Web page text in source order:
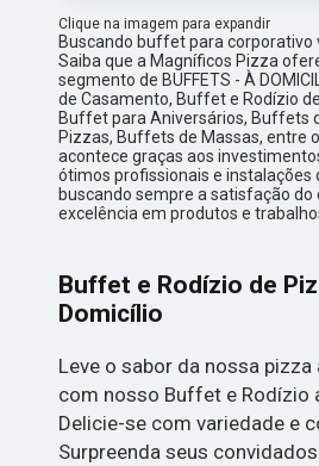
Clique na imagem para expandir
Buscando buffet para corporativo
Saiba que a Magníficos Pizza
segmento de BUFFETS - À
de Casamento, Buffet e Rodízio
Buffet para Aniversários, Buffets
Pizzas, Buffets de Massas, entre
acontece graças aos
ótimos profissionais e instalações
buscando sempre a satisfação do
excelência em produtos e
Buffet e Rodízio de
Domicílio
Leve o sabor da nossa
com nosso Buffet e Rodízio
Delicie-se com variedade e
Surpreenda seus